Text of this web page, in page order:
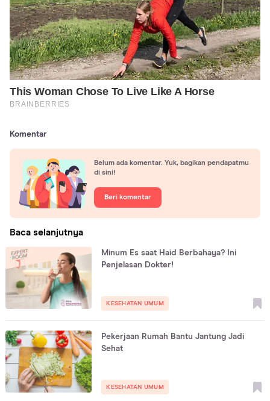
Komentar
Belum ada komentar. Yuk, bagikan pendapatmu
di sini!
Beri komentar
Baca selanjutnya
Minum Es saat Haid Berbahaya? Ini
Penjelasan Dokter!
KESEHATAN UMUM
Pekerjaan Rumah Bantu Jantung Jadi
Sehat
KESEHATAN UMUM